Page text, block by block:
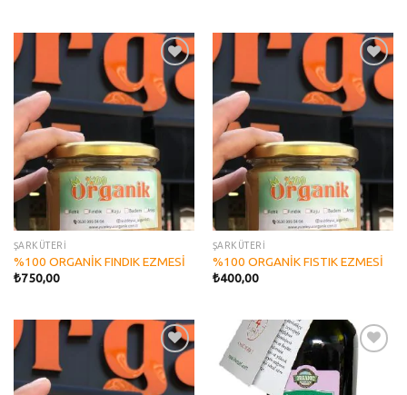
Add to
wishlist
ŞARKÜTERİ
%100 ORGANİK FINDIK EZMESİ
₺750,00
Add to
wishlist
ŞARKÜTERİ
%100 ORGANİK FISTIK EZMESİ
₺400,00
Add to
wishlist
Add to
wishlist